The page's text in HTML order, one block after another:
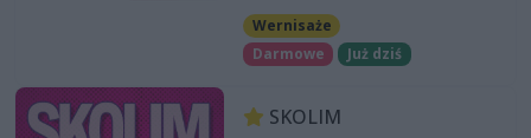
Wernisaże
Darmowe
Już dziś
SKOLIM